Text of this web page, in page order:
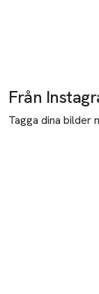
Från
Tagga dina bilder